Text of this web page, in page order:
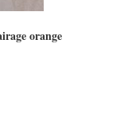
orange